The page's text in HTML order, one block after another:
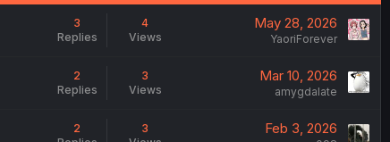
3
Replies
4
Views
May 28, 2026
YaoriForever
2
Replies
3
Views
Mar 10, 2026
amygdalate
2
3
Feb 3, 2026